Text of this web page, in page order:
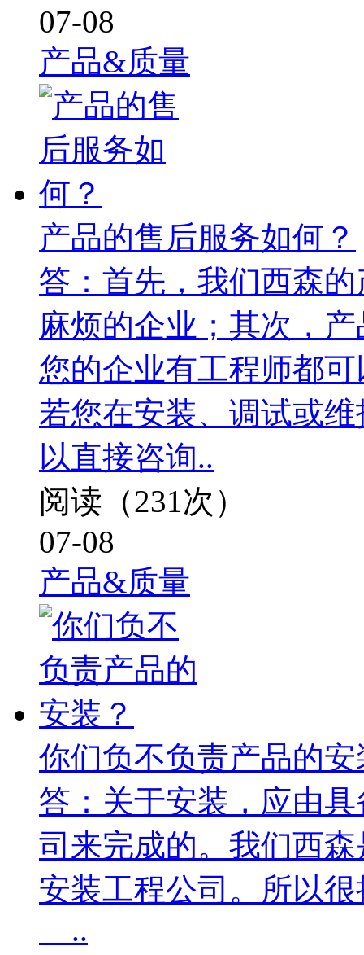
07-08
产品&质量
产品的售后服务如何？
答：首先，我们西森
麻烦的企业；其次，
您的企业有工程师都
若您在安装、调试或
以直接咨询..
阅读（231次）
07-08
产品&质量
你们负不负责产品的安
答：关于安装，应由
司来完成的。我们西
安装工程公司。所以
..